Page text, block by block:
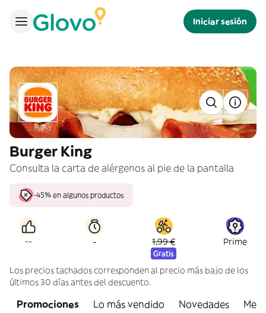
Iniciar sesión
Burger King
Consulta la carta de alérgenos al pie de la pantalla
-45% en algunos productos
-- - 1,99 €
Gratis
Prime
Los precios tachados corresponden al precio más bajo de los
últimos 30 días antes del descuento.
Promociones Lo más vendido Novedades